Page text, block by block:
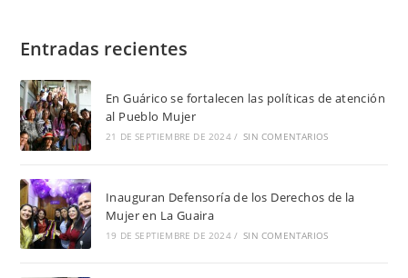
Entradas recientes
En Guárico se fortalecen las políticas de atención
al Pueblo Mujer
21 DE SEPTIEMBRE DE 2024 / SIN COMENTARIOS
Inauguran Defensoría de los Derechos de la
Mujer en La Guaira
19 DE SEPTIEMBRE DE 2024 / SIN COMENTARIOS